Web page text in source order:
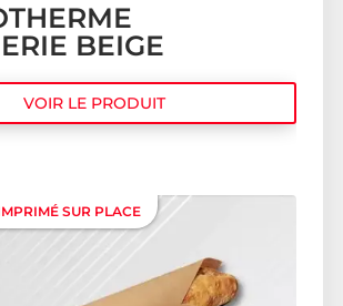
BEIGE
VOIR LE PRODUIT
SUR PLACE